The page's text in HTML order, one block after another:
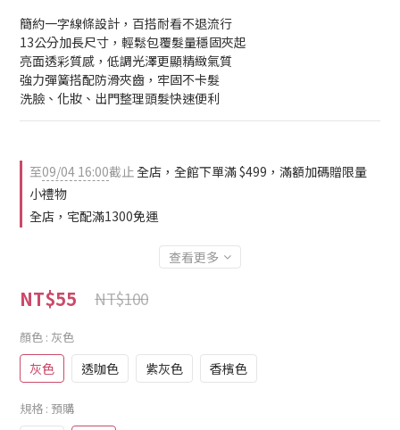
簡約一字線條設計，百搭耐看不退流行
13公分加長尺寸，輕鬆包覆髮量穩固夾起
亮面透彩質感，低調光澤更顯精緻氣質
強力彈簧搭配防滑夾齒，牢固不卡髮
洗臉、化妝、出門整理頭髮快速便利
至09/04 16:00截止全店，全館下單滿 $499，滿額加碼贈限量
小禮物
全店，宅配滿1300免運
查看更多
NT$55 NT$100
顏色 : 灰色
灰色 透咖色 紫灰色 香檳色
規格 : 預購